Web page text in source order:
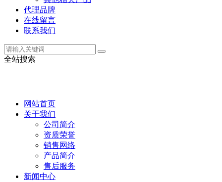
代理品牌
在线留言
联系我们
全站搜索
网站首页
关于我们
公司简介
资质荣誉
销售网络
产品简介
售后服务
新闻中心